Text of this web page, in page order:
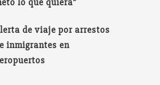
lo que quiera”
de viaje por arrestos
inmigrantes en